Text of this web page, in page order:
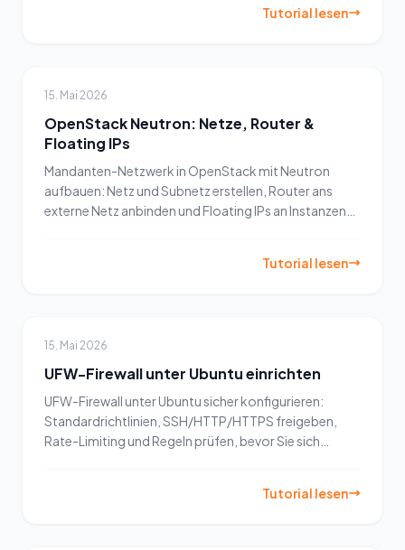
Tutorial lesen
15. Mai 2026
OpenStack Neutron: Netze, Router &
Floating IPs
Mandanten-Netzwerk in OpenStack mit Neutron
aufbauen: Netz und Subnetz erstellen, Router ans
externe Netz anbinden und Floating IPs an Instanzen
Tutorial lesen
15. Mai 2026
UFW-Firewall unter Ubuntu einrichten
UFW-Firewall unter Ubuntu sicher konfigurieren:
Standardrichtlinien, SSH/HTTP/HTTPS freigeben,
Rate-Limiting und Regeln prüfen, bevor Sie sich
Tutorial lesen